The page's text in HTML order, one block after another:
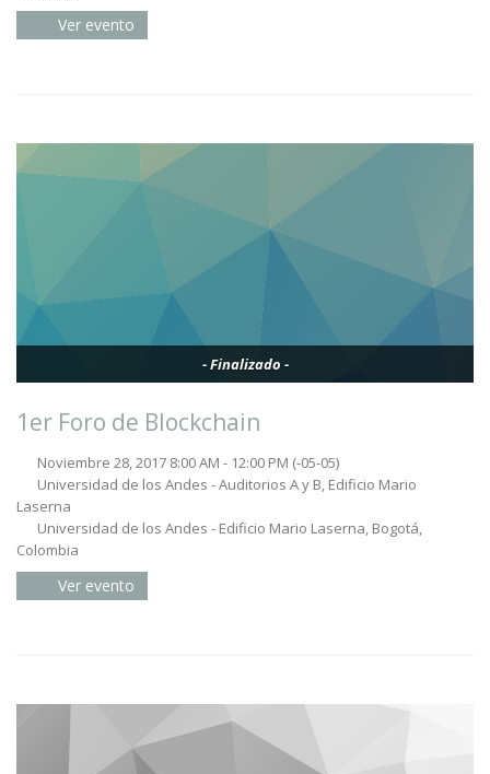
Ver evento
- Finalizado -
1er Foro de Blockchain
Noviembre 28, 2017 8:00 AM - 12:00 PM (-05-05)
Universidad de los Andes - Auditorios A y B, Edificio Mario
Laserna
Universidad de los Andes - Edificio Mario Laserna, Bogotá,
Colombia
Ver evento